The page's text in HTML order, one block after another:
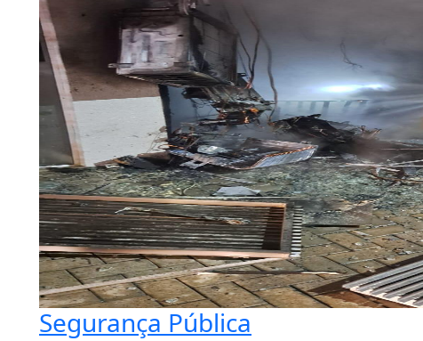
Segurança Pública